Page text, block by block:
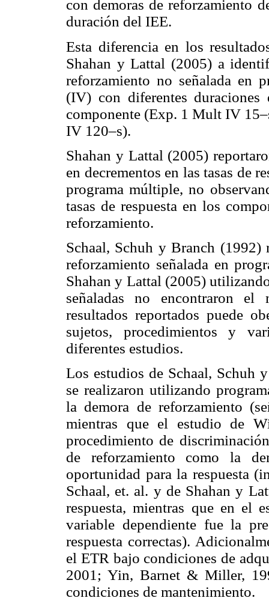
con demoras de reforzamiento
duración del IEE.
Esta diferencia en los
Shahan y Lattal (2005) a
reforzamiento no señalada en
(IV) con diferentes duraciones
componente (Exp. 1 Mult IV
IV 120–s).
Shahan y Lattal (2005)
en decrementos en las tasas de
programa múltiple, no
tasas de respuesta en los
reforzamiento.
Schaal, Schuh y Branch
reforzamiento señalada en
Shahan y Lattal (2005)
señaladas no encontraron
resultados reportados puede
sujetos, procedimientos y
diferentes estudios.
Los estudios de Schaal, Schuh
se realizaron utilizando
la demora de reforzamiento
mientras que el estudio de
procedimiento de
de reforzamiento como la
oportunidad para la respuesta
Schaal, et. al. y de Shahan y
respuesta, mientras que en el
variable dependiente fue la
respuesta correctas).
el ETR bajo condiciones de
2001; Yin, Barnet & Miller,
condiciones de mantenimiento.